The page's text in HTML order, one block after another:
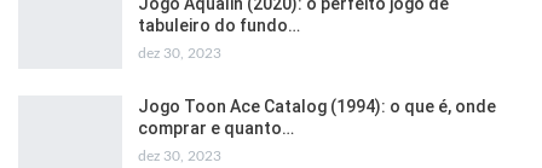
tabuleiro do fundo…
dez 30, 2023
Jogo Toon Ace Catalog (1994): o que é, onde
comprar e quanto…
dez 30, 2023